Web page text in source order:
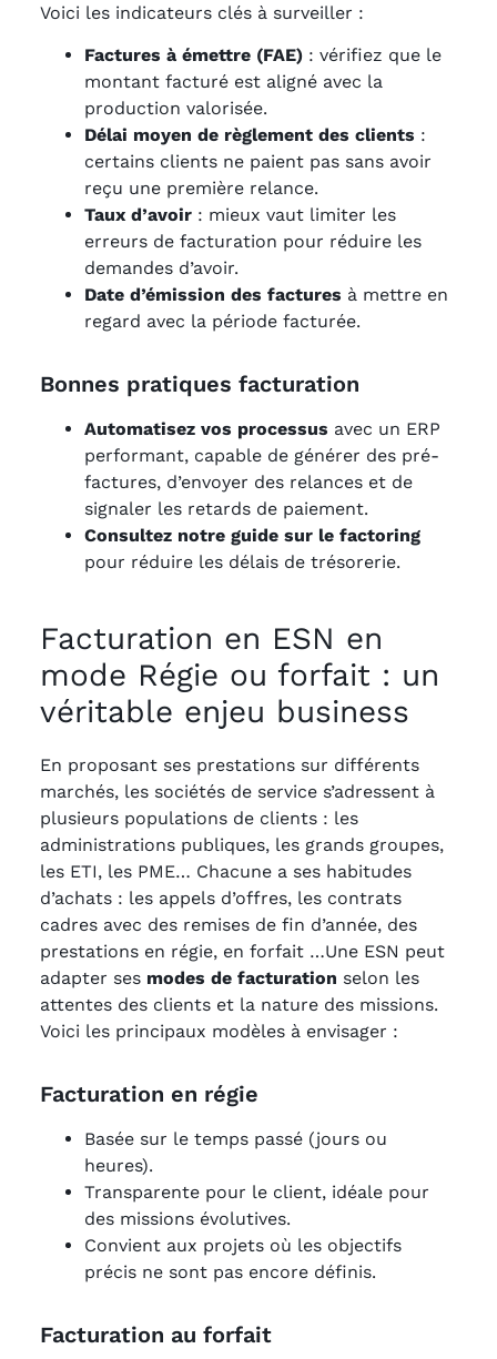
Voici les indicateurs clés à surveiller :
Factures à émettre (FAE) : vérifiez que le
montant facturé est aligné avec la
production valorisée.
Délai moyen de règlement des clients :
certains clients ne paient pas sans avoir
reçu une première relance.
Taux d’avoir : mieux vaut limiter les
erreurs de facturation pour réduire les
demandes d’avoir.
Date d’émission des factures à mettre en
regard avec la période facturée.
Bonnes pratiques facturation
Automatisez vos processus avec un ERP
performant, capable de générer des pré-
factures, d’envoyer des relances et de
signaler les retards de paiement.
Consultez notre guide sur le factoring
pour réduire les délais de trésorerie.
Facturation en ESN en
mode Régie ou forfait : un
véritable enjeu business
En proposant ses prestations sur différents
marchés, les sociétés de service s’adressent à
plusieurs populations de clients : les
administrations publiques, les grands groupes,
les ETI, les PME… Chacune a ses habitudes
d’achats : les appels d’offres, les contrats
cadres avec des remises de fin d’année, des
prestations en régie, en forfait …Une ESN peut
adapter ses modes de facturation selon les
attentes des clients et la nature des missions.
Voici les principaux modèles à envisager :
Facturation en régie
Basée sur le temps passé (jours ou
heures).
Transparente pour le client, idéale pour
des missions évolutives.
Convient aux projets où les objectifs
précis ne sont pas encore définis.
Facturation au forfait